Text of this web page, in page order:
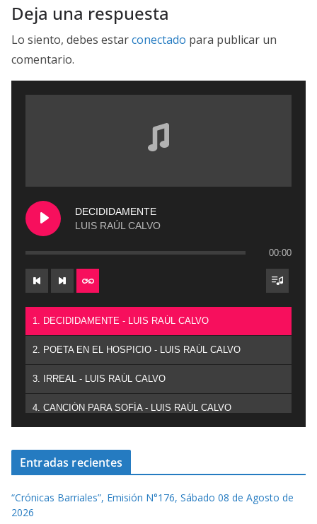
Deja una respuesta
Lo siento, debes estarconectado para publicar un
comentario.
DECIDIDAMENTE
LUIS RAÚL CALVO
00:00
1. DECIDIDAMENTE - LUIS RAÚL CALVO
2. POETA EN EL HOSPICIO - LUIS RAÚL CALVO
3. IRREAL - LUIS RAÚL CALVO
4. CANCIÓN PARA SOFÍA - LUIS RAÚL CALVO
Entradas recientes
“Crónicas Barriales”, Emisión N°176, Sábado 08 de Agosto de
2026